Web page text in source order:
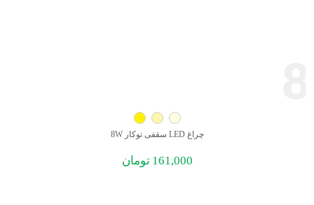
چراغ LED سقفی توکار 8W
161,000 تومان